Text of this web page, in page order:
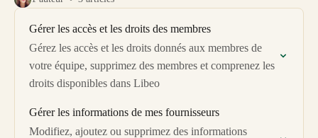
Gérer les accès et les droits des membres
Gérez les accès et les droits donnés aux membres de
votre équipe, supprimez des membres et comprenez les
droits disponibles dans Libeo
Gérer les informations de mes fournisseurs
Modifiez, ajoutez ou supprimez des informations